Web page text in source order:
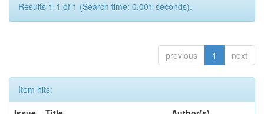
Results 1-1 of 1 (Search time: 0.001 seconds).
previous 1 next
Item hits: